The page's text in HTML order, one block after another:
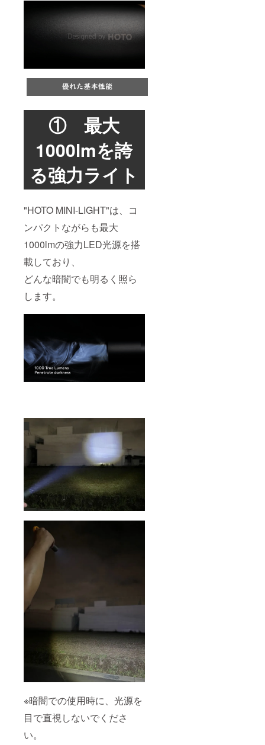
① 最大
1000lmを誇
る強力ライト
"HOTO MINI-LIGHT"は、コ
ンパクトながらも最大
1000lmの強力LED光源を搭
載しており、
どんな暗闇でも明るく照ら
します。
※暗闇での使用時に、光源を
目で直視しないでくださ
い。